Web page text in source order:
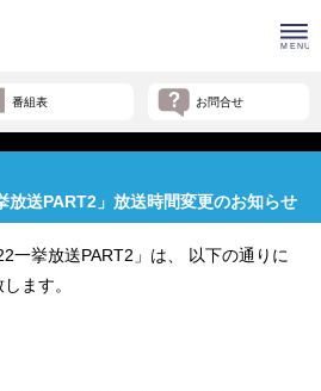
番組表 お問合せ
放送PART2」放送時間変更のお知らせ
一挙放送PART2」は、 以下の通りに
ます。